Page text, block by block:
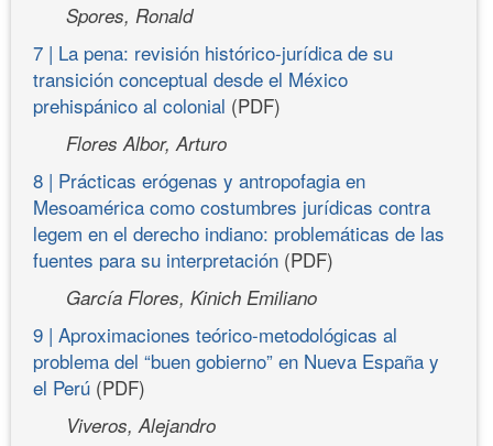
Spores, Ronald
7 | La pena: revisión histórico-jurídica de su
transición conceptual desde el México
prehispánico al colonial (PDF)
Flores Albor, Arturo
8 | Prácticas erógenas y antropofagia en
Mesoamérica como costumbres jurídicas contra
legem en el derecho indiano: problemáticas de las
fuentes para su interpretación (PDF)
García Flores, Kinich Emiliano
9 | Aproximaciones teórico-metodológicas al
problema del “buen gobierno” en Nueva España y
el Perú (PDF)
Viveros, Alejandro